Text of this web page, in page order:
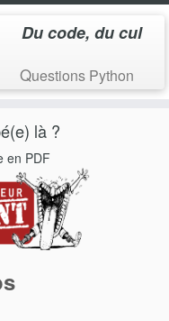
Du code, du cul
Questions Python
là ?
en PDF